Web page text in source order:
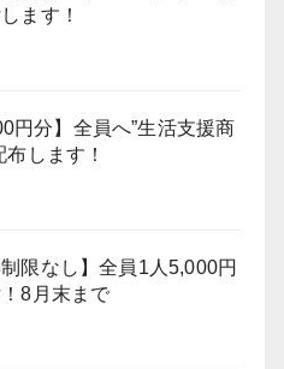
ます！
円分】全員へ”生活支援商
します！
制限なし】全員1人5,000円
8月末まで